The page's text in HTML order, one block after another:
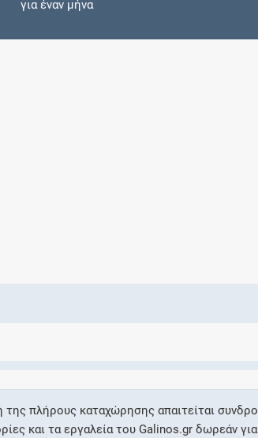
για έναν μήνα
κατά τη διάρκεια της
ή του θηλασμού
της πλήρους καταχώρησης απαιτείται
και τα εργαλεία του Galinos.gr δωρεάν